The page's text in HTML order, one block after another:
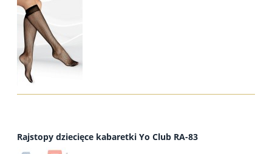
Rajstopy dziecięce kabaretki Yo Club RA-83